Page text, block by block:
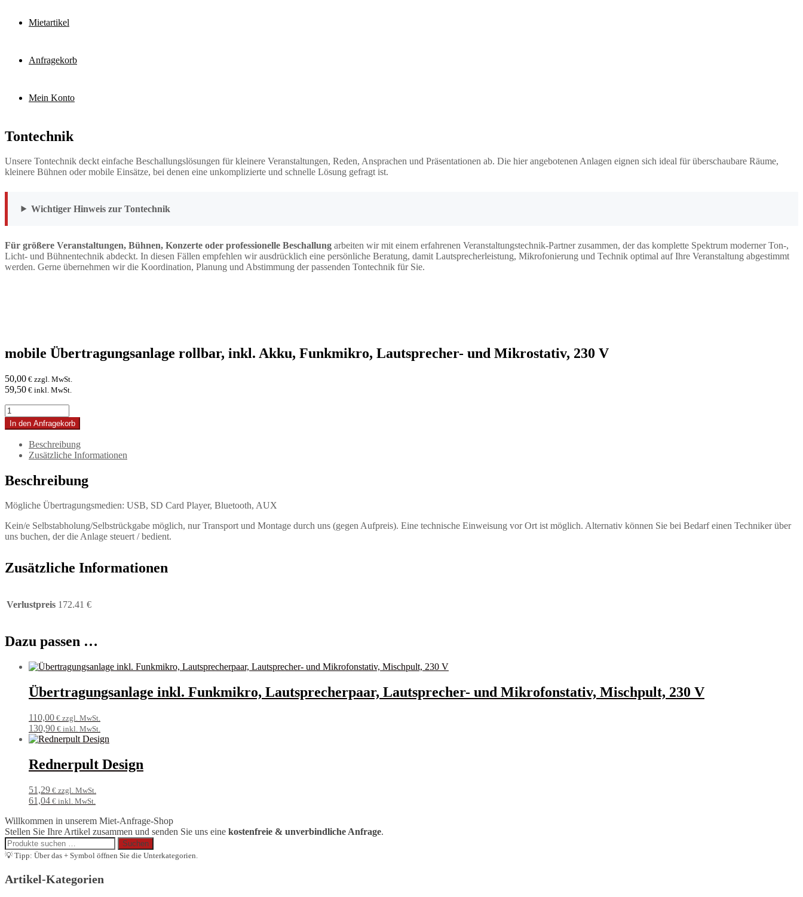
Mietartikel
Anfragekorb
Mein Konto
Tontechnik
Unsere Tontechnik deckt einfache Beschallungslösungen für kleinere Veranstaltungen, Reden, Ansprachen und Präsentationen ab. Die hier angebotenen Anlagen eignen sich ideal für überschaubare Räume,
kleinere Bühnen oder mobile Einsätze, bei denen eine unkomplizierte und schnelle Lösung gefragt ist.
Wichtiger Hinweis zur Tontechnik
Für größere Veranstaltungen, Bühnen, Konzerte oder professionelle Beschallung arbeiten wir mit einem erfahrenen Veranstaltungstechnik-Partner zusammen, der das komplette Spektrum moderner Ton-,
Licht- und Bühnentechnik abdeckt. In diesen Fällen empfehlen wir ausdrücklich eine persönliche Beratung, damit Lautsprecherleistung, Mikrofonierung und Technik optimal auf Ihre Veranstaltung abgestimmt
werden. Gerne übernehmen wir die Koordination, Planung und Abstimmung der passenden Tontechnik für Sie.
mobile Übertragungsanlage rollbar, inkl. Akku, Funkmikro, Lautsprecher- und Mikrostativ, 230 V
50,00 € zzgl. MwSt.
59,50 € inkl. MwSt.
mobile
Übertragungsanlage
rollbar,
inkl.
Akku,
Funkmikro,
Lautsprecher-
und
230
Menge
In den Anfragekorb
Beschreibung
Zusätzliche Informationen
Beschreibung
Mögliche Übertragungsmedien: USB, SD Card Player, Bluetooth, AUX
Kein/e Selbstabholung/Selbstrückgabe möglich, nur Transport und Montage durch uns (gegen Aufpreis). Eine technische Einweisung vor Ort ist möglich. Alternativ können Sie bei Bedarf einen Techniker über
uns buchen, der die Anlage steuert / bedient.
Zusätzliche Informationen
Verlustpreis 172.41 €
Dazu passen …
Übertragungsanlage inkl. Funkmikro, Lautsprecherpaar, Lautsprecher- und Mikrofonstativ, Mischpult, 230 V
110,00 € zzgl. MwSt.
130,90 € inkl. MwSt.
Rednerpult Design
51,29 € zzgl. MwSt.
61,04 € inkl. MwSt.
Willkommen in unserem Miet-Anfrage-Shop
Stellen Sie Ihre Artikel zusammen und senden Sie uns eine kostenfreie & unverbindliche Anfrage.
Suchen
nach:
Suchen
💡 Tipp: Über das + Symbol öffnen Sie die Unterkategorien.
Artikel-Kategorien